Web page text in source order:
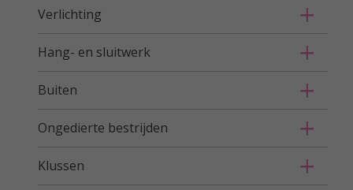
Verlichting
Hang- en sluitwerk
Buiten
Ongedierte bestrijden
Klussen